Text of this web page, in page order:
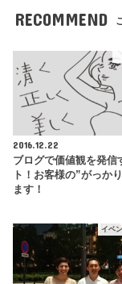
RECOMMEND
2016.12.22
ブログで価値観を発信
ト！お客様の”がっか
ます！
イベ